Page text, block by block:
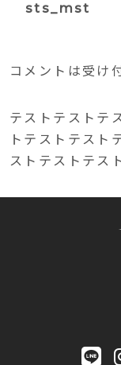
sts_mst
コメントは受け
テストテストテ
トテストテスト
ストテストテス